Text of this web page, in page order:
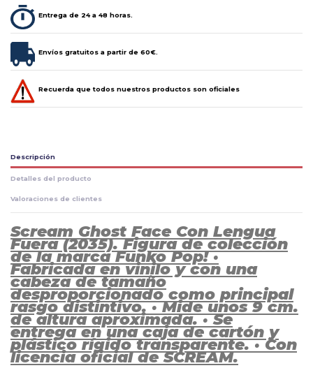
Entrega de 24 a 48 horas.
Envíos gratuitos a partir de 60€.
Recuerda que todos nuestros productos son oficiales
Descripción
Detalles del producto
Valoraciones de clientes
Scream Ghost Face Con Lengua
Fuera (2035). Figura de colección
de la marca Funko Pop! ·
Fabricada en vinilo y con una
cabeza de tamaño
desproporcionado como principal
rasgo distintivo. · Mide unos 9 cm.
de altura aproximada. · Se
entrega en una caja de cartón y
plástico rígido transparente. · Con
licencia oficial de SCREAM.